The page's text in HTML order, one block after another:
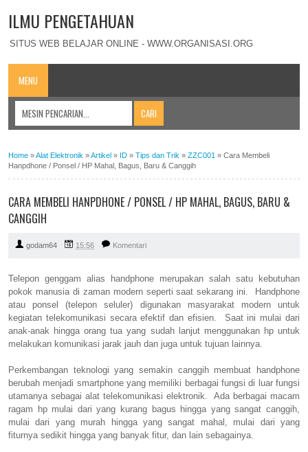
ILMU PENGETAHUAN
SITUS WEB BELAJAR ONLINE - WWW.ORGANISASI.ORG
MENU
Home »Alat Elektronik »Artikel » ID » Tips dan Trik » ZZC001 » Cara Membeli
Hanpdhone / Ponsel / HP Mahal, Bagus, Baru & Canggih
CARA MEMBELI HANPDHONE / PONSEL / HP MAHAL, BAGUS, BARU &
CANGGIH
godam64 15:56 Komentari
Telepon genggam alias handphone merupakan salah satu kebutuhan
pokok manusia di zaman modern seperti saat sekarang ini. Handphone
atau ponsel (telepon seluler) digunakan masyarakat modern untuk
kegiatan telekomunikasi secara efektif dan efisien. Saat ini mulai dari
anak-anak hingga orang tua yang sudah lanjut menggunakan hp untuk
melakukan komunikasi jarak jauh dan juga untuk tujuan lainnya.
Perkembangan teknologi yang semakin canggih membuat handphone
berubah menjadi smartphone yang memiliki berbagai fungsi di luar fungsi
utamanya sebagai alat telekomunikasi elektronik. Ada berbagai macam
ragam hp mulai dari yang kurang bagus hingga yang sangat canggih,
mulai dari yang murah hingga yang sangat mahal, mulai dari yang
fiturnya sedikit hingga yang banyak fitur, dan lain sebagainya.